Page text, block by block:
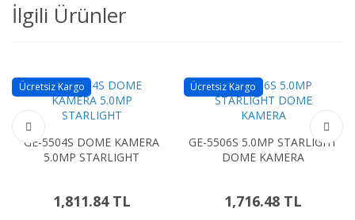
İlgili Ürünler
GE-5504S DOME KAMERA
5.0MP STARLIGHT
1,811.84 TL
Ücretsiz Kargo
GE-5506S 5.0MP STARLIGHT
DOME KAMERA
1,716.48 TL
Ücretsiz Kargo